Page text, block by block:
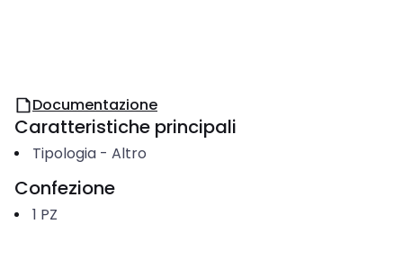
Documentazione
Caratteristiche principali
Tipologia- Altro
Confezione
1 PZ